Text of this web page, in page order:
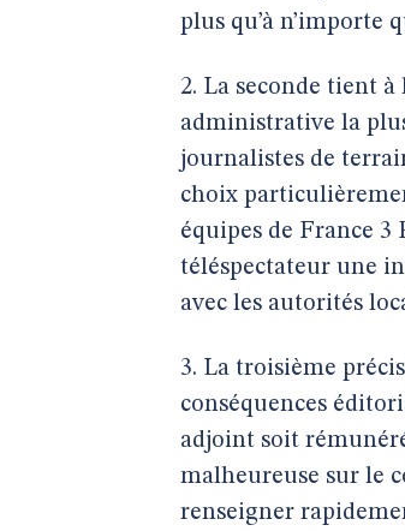
plus qu’à n’importe
2. La seconde tient
administrative la
journalistes de
choix
équipes de France
téléspectateur une
avec les autorités
3. La troisième
conséquences
adjoint soit
malheureuse sur le
renseigner